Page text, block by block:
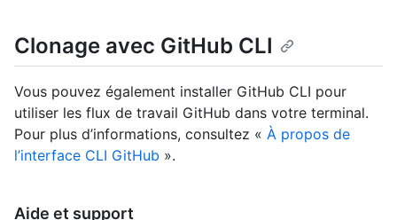
Clonage avec GitHub CLI
Vous pouvez également installer GitHub CLI pour
utiliser les flux de travail GitHub dans votre terminal.
Pour plus d’informations, consultez « À propos de
l’interface CLI GitHub ».
Aide et support